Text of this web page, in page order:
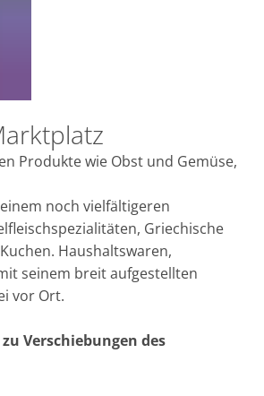
Produkte wie Obst und Gemüse,
noch vielfältigeren
Griechische
Haushaltswaren,
seinem breit aufgestellten
vor Ort.
Verschiebungen des